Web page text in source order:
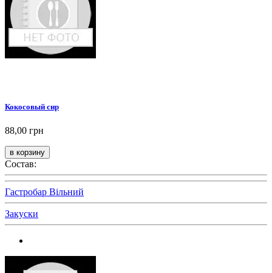
Кокосовый сир
88,00 грн
Состав:
Гастробар Вільний
Закуски